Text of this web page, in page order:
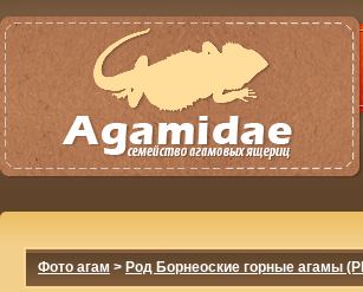
Фото агам > Род Борнеоские горные агамы